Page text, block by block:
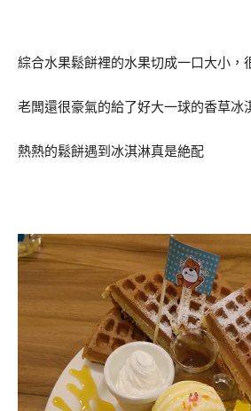
綜合水果鬆餅裡的水果切成一口大小，
老闆還很豪氣的給了好大一球的香草冰
熱熱的鬆餅遇到冰淇淋真是絶配